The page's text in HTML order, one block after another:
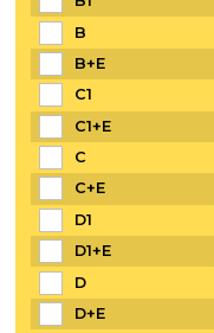
B
B+E
C1
C1+E
C
C+E
D1
D1+E
D
D+E